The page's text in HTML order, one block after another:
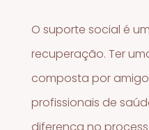
O suporte social é
recuperação. Ter
composta por
profissionais de